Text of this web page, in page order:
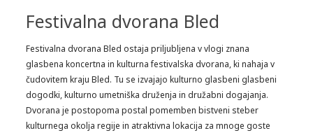
Festivalna dvorana Bled
Festivalna dvorana Bled ostaja priljubljena v vlogi znana
glasbena koncertna in kulturna festivalska dvorana, ki nahaja v
čudovitem kraju Bled. Tu se izvajajo kulturno glasbeni glasbeni
dogodki, kulturno umetniška druženja in družabni dogajanja.
Dvorana je postopoma postal pomemben bistveni steber
kulturnega okolja regije in atraktivna lokacija za mnoge goste